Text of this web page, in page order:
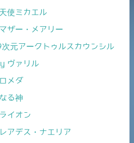
使ミカエル
ザー・メアリー
元アークトゥルスカウンシル
ヴァリル
メダ
る神
イオン
アデス・ナエリア